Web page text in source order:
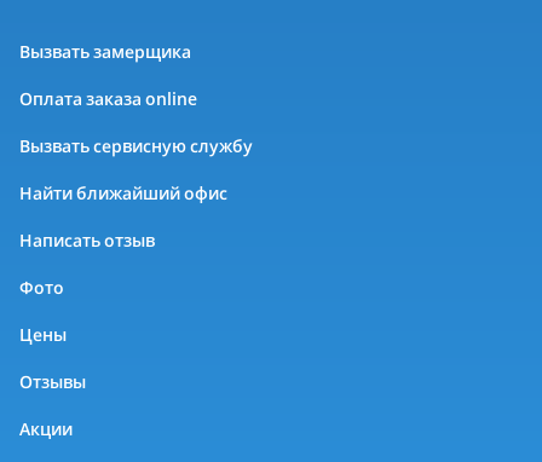
Вызвать замерщика
Оплата заказа online
Вызвать сервисную службу
Найти ближайший офис
Написать отзыв
Фото
Цены
Отзывы
Акции